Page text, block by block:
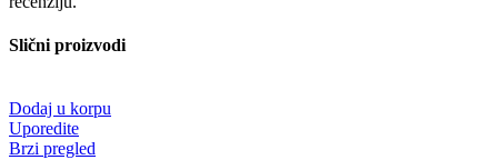
Slični proizvodi
Dodaj u korpu
Uporedite
Brzi pregled